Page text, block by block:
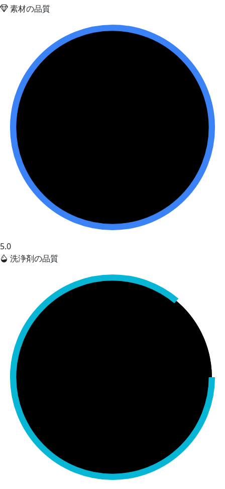
素材の品質
5.0
洗浄剤の品質